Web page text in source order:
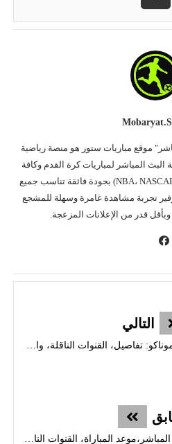
موقع مباريات ستور هو منصة رياضية
المباشر لمباريات كرة القدم وكافة
الأحداث الرياضية الكبرى (NBA، NASCAR، NFL) بجودة فائقة تناسب جميع
تجربة مشاهدة غامرة وسهلة للمشجع
وبأقل قدر من الإعلانات المزعجة.
التالي